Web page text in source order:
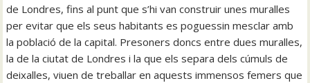
de Londres, fins al punt que s’hi van construir unes muralles
per evitar que els seus habitants es poguessin mesclar amb
la població de la capital. Presoners doncs entre dues muralles,
la de la ciutat de Londres i la que els separa dels cúmuls de
deixalles, viuen de treballar en aquests immensos femers que